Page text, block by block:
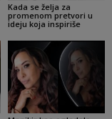
Kada se želja za
promenom pretvori u
ideju koja inspiriše